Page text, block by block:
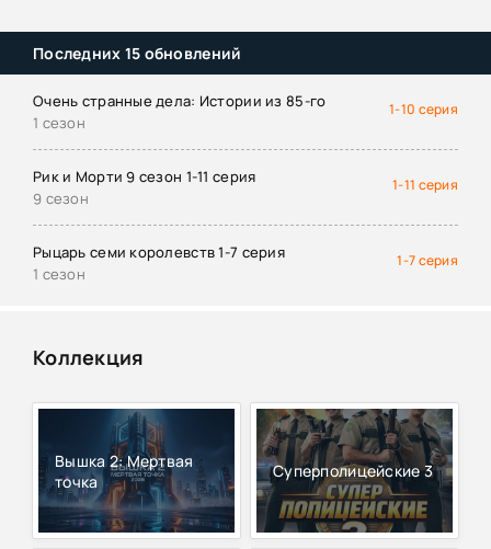
Последних 15 обновлений
Очень странные дела: Истории из 85-го
1 сезон
1-10 серия
Рик и Морти 9 сезон 1-11 серия
9 сезон
1-11 серия
Рыцарь семи королевств 1-7 серия
1 сезон
1-7 серия
Коллекция
Вышка 2: Мертвая
точка
Суперполицейские 3